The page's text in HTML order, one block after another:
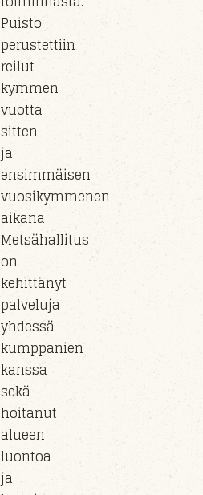
Puisto
perustettiin
reilut
kymmen
vuotta
sitten
ja
ensimmäisen
vuosikymmenen
aikana
Metsähallitus
on
kehittänyt
palveluja
yhdessä
kumppanien
kanssa
sekä
hoitanut
alueen
luontoa
ja